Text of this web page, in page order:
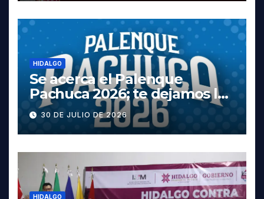
HIDALGO
Se acerca el Palenque
Pachuca 2026; te dejamos la
cartelera completa, las
fechas y los precios
30 DE JULIO DE 2026
HIDALGO